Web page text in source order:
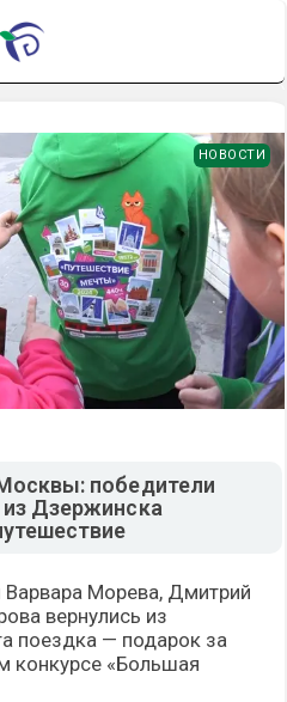
НОВОСТИ
победители
Дзержинска
Морева, Дмитрий
вернулись из
поездка — подарок за
конкурсе «Большая